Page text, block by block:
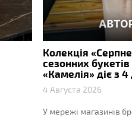
Колекція
сезонних
«Камелія» діє з 4
4 Августа 2026
У мережі магазинів